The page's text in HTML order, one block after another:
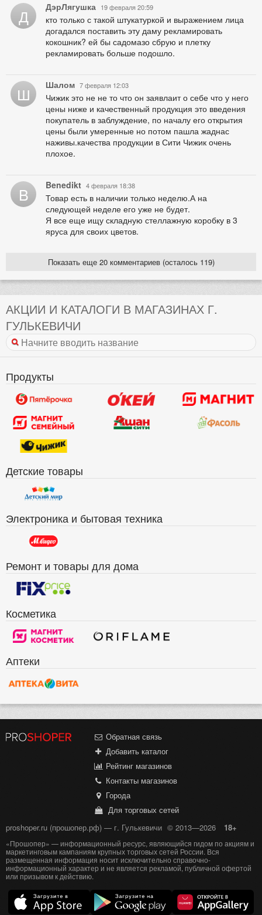
Д ДэрЛягушка 19 февраля 20:59
кто только с такой штукатуркой и выражением лица
догадался поставить эту даму рекламировать
кокошник? ей бы садомазо сбрую и плетку
рекламировать больше подошло.
Ш Шалом 7 февраля 12:03
Чижик это не не то что он заявлаит о себе что у него
цены ниже и качественный продукция это введения
покупатель в заблуждение, по началу его открытия
цены были умеренные но потом пашла жаднас
наживы.качества продукции в Сити Чижик очень
плохое.
B Benedikt 4 февраля 18:38
Товар есть в наличии только неделю.А на
следующей неделе его уже не будет.
Я все еще ищу складную стеллажную коробку в 3
яруса для своих цветов.
Показать еще 20 комментариев (осталось 119)
АКЦИИ И КАТАЛОГИ В МАГАЗИНАХ Г.
ГУЛЬКЕВИЧИ
Продукты
Детские товары
Электроника и бытовая техника
Ремонт и товары для дома
Косметика
Аптеки
Обратная связь
Добавить каталог
Рейтинг магазинов
Контакты магазинов
Города
Для торговых сетей
proshoper.ru (прошопер.рф) — г. Гулькевичи © 2013—2026 18+
«Прошопер» — информационный ресурс, являющийся гидом по акциям и
маркетинговым кампаниям крупных торговых сетей России. Вся
размещенная информация носит исключительно справочно-
информационный характер и не является рекламой, публичной офертой
или призывом к действию.